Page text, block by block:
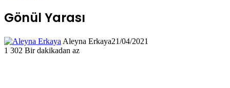
Gönül Yarası
Aleyna Erkaya21/04/2021
1 302 Bir dakikadan az